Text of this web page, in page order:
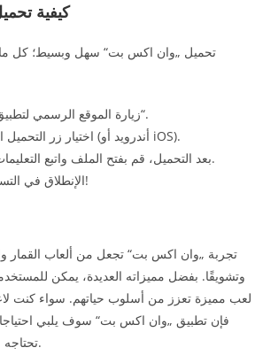
كيفية
تحميل „وان اكس بت“ سهل وبسيط؛ كل ما
زيارة الموقع الرسمي لتطبيق „وان اكس بت“.
اختيار زر التحميل المناسب لجهازك (أندرويد أو iOS).
بعد التحميل، قم بفتح الملف واتبع التعليمات لتثبيت التطبيق.
الإنطلاق في التسجيل وبدء اللعب!
تجربة „وان اكس بت“ تجعل من ألعاب القمار
وتشويقًا. بفضل مميزاته العديدة، يمكن
لعب مميزة تعزز من أسلوب حياتهم. سواء كنت
فإن تطبيق „وان اكس بت“ سوف يلبي
تحتاجه من أدوات الاستمتاع.